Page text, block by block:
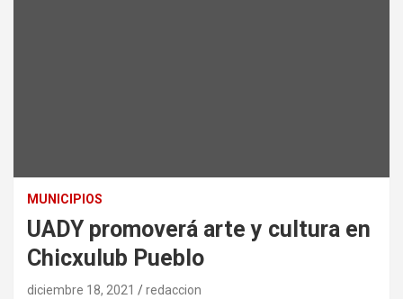
MUNICIPIOS
UADY promoverá arte y cultura en
Chicxulub Pueblo
diciembre 18, 2021 redaccion